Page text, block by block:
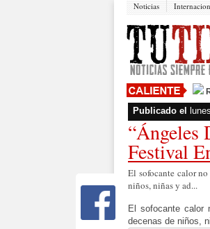
Noticias
Publicado el
“Ángeles
Festival
El sofocante calor
niños, niñas y ad...
El sofocante calor
decenas de niños,